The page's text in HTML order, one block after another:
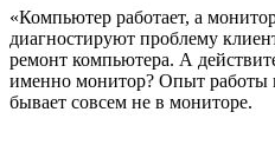
«Компьютер работает, а
диагностируют проблему
ремонт компьютера. А
именно монитор? Опыт работы
бывает совсем не в мониторе.